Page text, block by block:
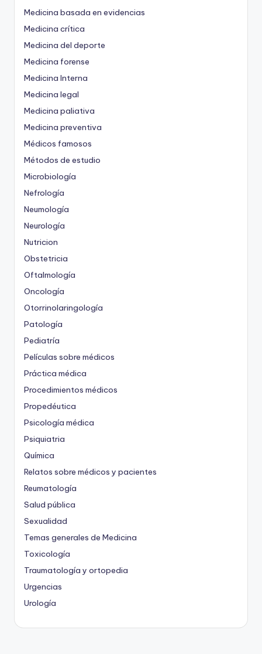
Medicina basada en evidencias
Medicina crítica
Medicina del deporte
Medicina forense
Medicina Interna
Medicina legal
Medicina paliativa
Medicina preventiva
Médicos famosos
Métodos de estudio
Microbiología
Nefrología
Neumología
Neurología
Nutricion
Obstetricia
Oftalmología
Oncología
Otorrinolaringología
Patología
Pediatría
Películas sobre médicos
Práctica médica
Procedimientos médicos
Propedéutica
Psicología médica
Psiquiatria
Química
Relatos sobre médicos y pacientes
Reumatología
Salud pública
Sexualidad
Temas generales de Medicina
Toxicología
Traumatología y ortopedia
Urgencias
Urología